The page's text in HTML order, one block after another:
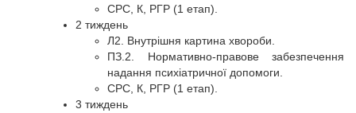
СРС, К, РГР (1 етап).
2 тиждень
Л2. Внутрішня картина хвороби.
ПЗ.2. Нормативно-правове забезпечення
надання психіатричної допомоги.
СРС, К, РГР (1 етап).
3 тиждень